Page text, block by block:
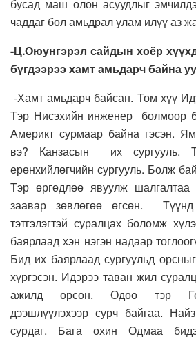
бусад маш олон асуудлыг
чаддаг бол амьдрал улам илүү аз
-Ц.Оюунгэрэл сайдын хоёр
бүгдээрээ хамт амьдарч байна
-Хамт амьдарч байсан. Том хүү
Тэр Нисэхийн инженер болмоор
Америкт сурмаар байна гэсэн.
вэ? Канзасын их сургууль.
ерөнхийлөгчийн сургууль. Болж
Тэр өргөдлөө явуулж
заавар зөвлөгөө өгсөн.
тэтгэлэгтэй суралцах боломж
баярлаад хэн нэгэн надаар
Бид их баярлаад сургуульд
хүргэсэн. Идэрээ таван жил
ажилд орсон. Одоо тэр
дээшлүүлэхээр сурч байгаа.
сурдаг. Бага охин Одмаа